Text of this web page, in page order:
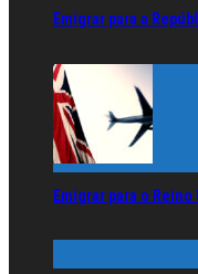
Emigrar para a
Emigrar para o